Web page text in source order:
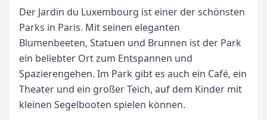
Der Jardin du Luxembourg ist einer der schönsten
Parks in Paris. Mit seinen eleganten
Blumenbeeten, Statuen und Brunnen ist der Park
ein beliebter Ort zum Entspannen und
Spazierengehen. Im Park gibt es auch ein Café, ein
Theater und ein großer Teich, auf dem Kinder mit
kleinen Segelbooten spielen können.